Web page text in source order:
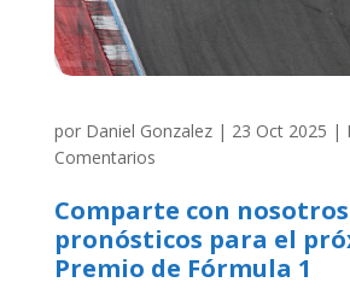
por Daniel Gonzalez| 23 Oct 2025 |
Comentarios
Comparte con
pronósticos para el
Premio de Fórmula 1